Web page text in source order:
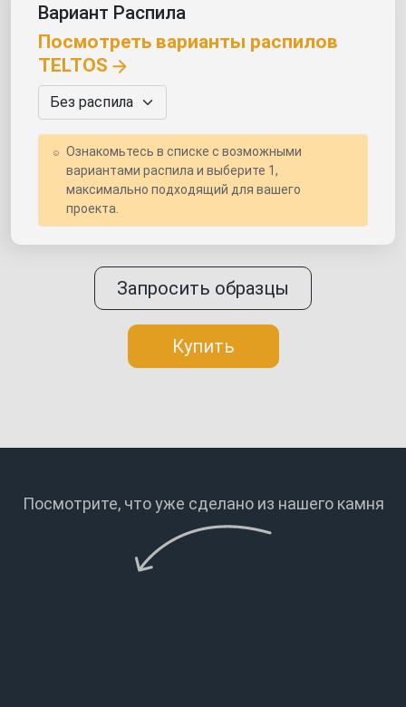
Вариант Распила
Посмотреть варианты распилов
TELTOS
Ознакомьтесь в списке с возможными
вариантами распила и выберите 1,
максимально подходящий для вашего
проекта.
Запросить образцы
Купить
Посмотрите, что уже сделано из нашего камня